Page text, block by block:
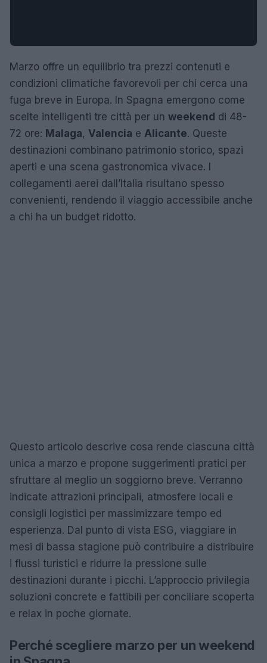
Marzo offre un equilibrio tra prezzi contenuti e
condizioni climatiche favorevoli per chi cerca una
fuga breve in Europa. In Spagna emergono come
scelte intelligenti tre città per un weekend di 48-
72 ore: Malaga, Valencia e Alicante. Queste
destinazioni combinano patrimonio storico, spazi
aperti e una scena gastronomica vivace. I
collegamenti aerei dall’Italia risultano spesso
convenienti, rendendo il viaggio accessibile anche
a chi ha un budget ridotto.
Questo articolo descrive cosa rende ciascuna città
unica a marzo e propone suggerimenti pratici per
sfruttare al meglio un soggiorno breve. Verranno
indicate attrazioni principali, atmosfere locali e
consigli logistici per massimizzare tempo ed
esperienza. Dal punto di vista ESG, viaggiare in
mesi di bassa stagione può contribuire a distribuire
i flussi turistici e ridurre la pressione sulle
destinazioni durante i picchi. L’approccio privilegia
soluzioni concrete e fattibili per conciliare scoperta
e relax in poche giornate.
Perché scegliere marzo per un weekend